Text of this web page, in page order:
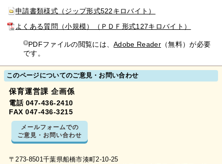
申請書類様式（ジップ形式522キロバイト）
よくある質問（小規模）（ＰＤＦ形式127キロバイト）
PDFファイルの閲覧には、Adobe Reader （無料）が必要
です。
このページについてのご意見・お問い合わせ
保育運営課 企画係
電話 047-436-2410
FAX 047-436-3215
メールフォームでの
ご意見・お問い合わせ
〒273-8501千葉県船橋市湊町2-10-25